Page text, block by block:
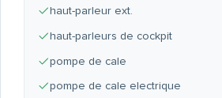
haut-parleur ext.
haut-parleurs de cockpit
pompe de cale
pompe de cale electrique